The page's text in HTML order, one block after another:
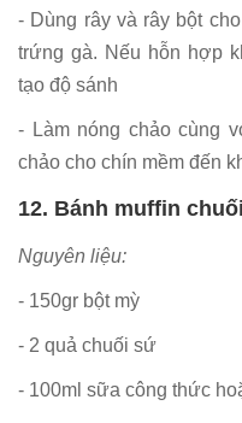
- Dùng rây và rây bột
trứng gà. Nếu hỗn hợp
tạo độ sánh
- Làm nóng chảo cùng
chảo cho chín mềm đến
12. Bánh muffin chuối
Nguyên liệu:
- 150gr bột mỳ
- 2 quả chuối sứ
- 100ml sữa công thức